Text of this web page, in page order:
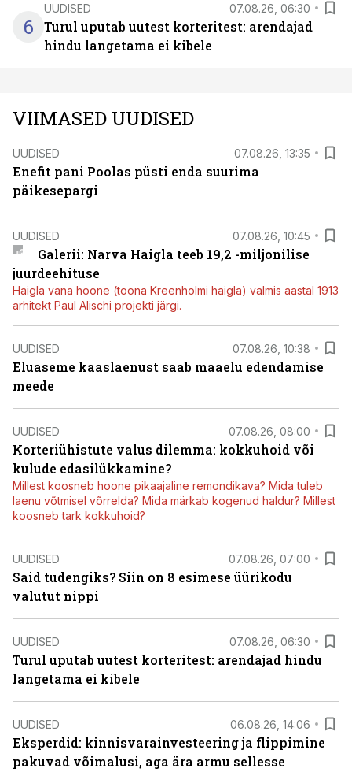
6
UUDISED 07.08.26, 06:30
Turul uputab uutest korteritest: arendajad
hindu langetama ei kibele
VIIMASED UUDISED
UUDISED 07.08.26, 13:35
Enefit pani Poolas püsti enda suurima
päikesepargi
UUDISED 07.08.26, 10:45
Galerii: Narva Haigla teeb 19,2 -miljonilise
juurdeehituse
Haigla vana hoone (toona Kreenholmi haigla) valmis aastal 1913
arhitekt Paul Alischi projekti järgi.
UUDISED 07.08.26, 10:38
Eluaseme kaaslaenust saab maaelu edendamise
meede
UUDISED 07.08.26, 08:00
Korteriühistute valus dilemma: kokkuhoid või
kulude edasilükkamine?
Millest koosneb hoone pikaajaline remondikava? Mida tuleb
laenu võtmisel võrrelda? Mida märkab kogenud haldur? Millest
koosneb tark kokkuhoid?
UUDISED 07.08.26, 07:00
Said tudengiks? Siin on 8 esimese üürikodu
valutut nippi
UUDISED 07.08.26, 06:30
Turul uputab uutest korteritest: arendajad hindu
langetama ei kibele
UUDISED 06.08.26, 14:06
Eksperdid: kinnisvarainvesteering ja flippimine
pakuvad võimalusi, aga ära armu sellesse